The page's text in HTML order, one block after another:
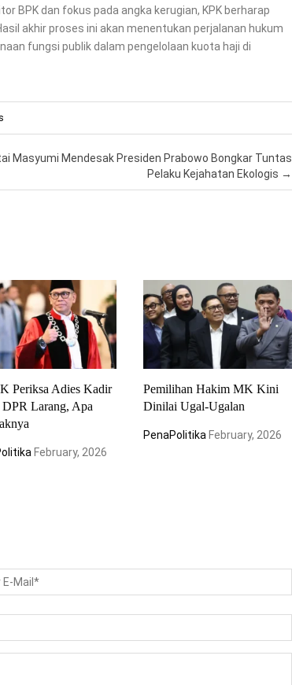
BPK dan fokus pada angka kerugian, KPK berharap
akhir proses ini akan menentukan perjalanan hukum
fungsi publik dalam pengelolaan kuota haji di
Masyumi Mendesak Presiden Prabowo Bongkar Tuntas
Pelaku Kejahatan Ekologis →
Periksa Adies Kadir
Larang, Apa
February, 2026
Pemilihan Hakim MK Kini
Dinilai Ugal-Ugalan
PenaPolitika February, 2026